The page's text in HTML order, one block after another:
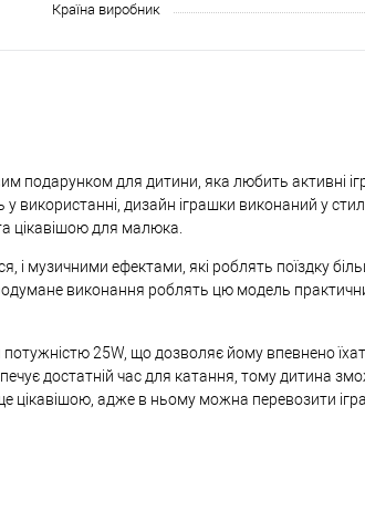
Країна виробник
подарунком для дитини, яка любить активні
у використанні, дизайн іграшки виконаний у
цікавішою для малюка.
музичними ефектами, які роблять поїздку
виконання роблять цю модель
25W, що дозволяє йому впевнено
достатній час для катання, тому дитина
цікавішою, адже в ньому можна перевозити